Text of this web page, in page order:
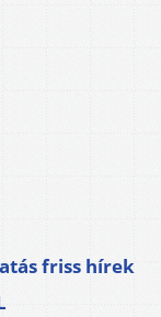
friss hírek